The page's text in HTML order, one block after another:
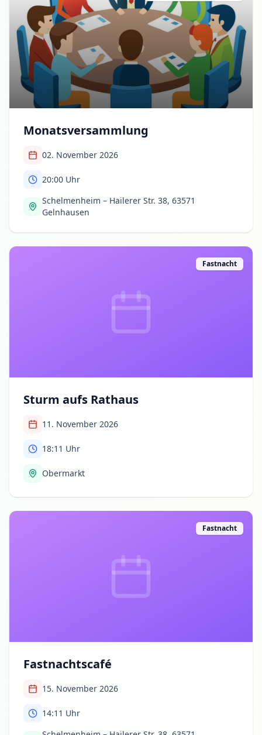
Monatsversammlung
02. November 2026
20:00 Uhr
Schelmenheim – Hailerer Str. 38, 63571
Gelnhausen
Fastnacht
Sturm aufs Rathaus
11. November 2026
18:11 Uhr
Obermarkt
Fastnacht
Fastnachtscafé
15. November 2026
14:11 Uhr